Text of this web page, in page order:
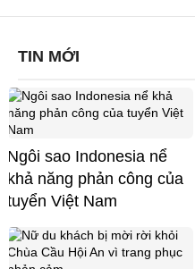
TIN MỚI
Ngôi sao Indonesia nể
khả năng phản công của
tuyển Việt Nam